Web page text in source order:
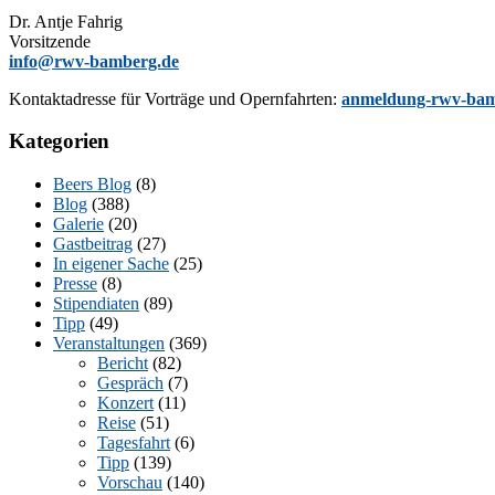
Dr. Ant­je Fahrig
Vorsitzende
info@rwv-bamberg.de
Kon­takt­adres­se für Vor­trä­ge und Opern­fahr­ten: anmeldung-rwv-
Kategorien
Beers Blog (8)
Blog (388)
Galerie (20)
Gastbeitrag (27)
In eigener Sache (25)
Presse (8)
Stipendiaten (89)
Tipp (49)
Veranstaltungen (369)
Bericht (82)
Gespräch (7)
Konzert (11)
Reise (51)
Tagesfahrt (6)
Tipp (139)
Vorschau (140)